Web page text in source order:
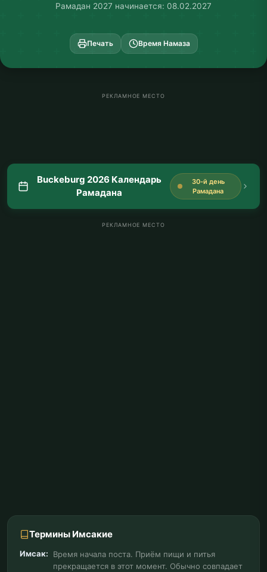
Рамадан 2027 начинается: 08.02.2027
Печать Время Намаза
РЕКЛАМНОЕ МЕСТО
Buckeburg 2026 Календарь
Рамадана
30-й день
Рамадана
РЕКЛАМНОЕ МЕСТО
Термины Имсакие
Имсак:
Время начала поста. Приём пищи и питья
прекращается в этот момент. Обычно совпадает